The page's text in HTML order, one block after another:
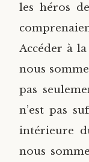
les héros
Accéder à
nous
pas
n’est pas
intérieure
nous